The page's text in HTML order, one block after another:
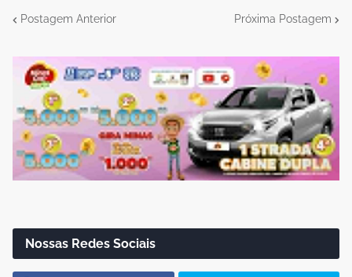
Postagem Anterior Próxima Postagem
Nossas Redes Sociais